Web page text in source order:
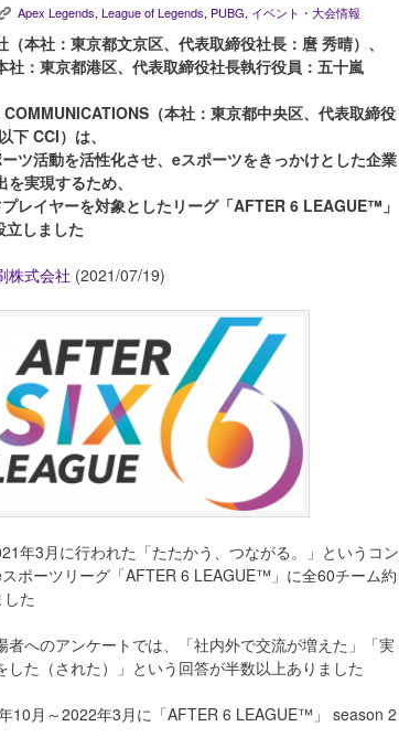
Apex Legends, League of Legends, PUBG, イベント・大会情報
（本社：東京都文京区、代表取締役社長：麿 秀晴）、
社：東京都港区、代表取締役社長執行役員：五十嵐
（本社：東京都中央区、代表取締役
下 CCI）は、
ツ活動を活性化させ、eスポーツをきっかけとした企業
実現するため、
レイヤーを対象としたリーグ「AFTER 6 LEAGUE™」
立しました
株式会社 (2021/07/19)
年3月に行われた「たたかう、つながる。」というコン
ポーツリーグ「AFTER 6 LEAGUE™」に全60チーム約
た
者へのアンケートでは、「社内外で交流が増えた」「実
した（された）」という回答が半数以上ありました
10月～2022年3月に「AFTER 6 LEAGUE™」 season 2